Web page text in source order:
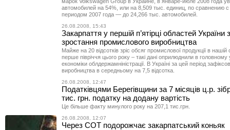
автомобилей на 54%, или на 8,509 тыс. единиц, по сравнению
периодом 2007 года — до 24,266 тыс. автомобилей.
26.08.2008, 15:43
Закарпаття у першій п’ятірці областей
зростання промислового виробництва
Майже на 20 відсотків зріс обсяг промислової продукції в нашій
перше півріччя цього року – такі дані оприлюднили в головному
економіки облдержамніністрації. В Україні за цей період
виробництва в середньому на 7,5 відсотка.
26.08.2008, 12:47
Податківцями Берегівщини за 7 місяців ц.р.
тис. грн. податку на додану вартість
Це більше факту минулого року на 207,1 тис.грн.
26.08.2008, 12:07
Через СОТ подорожчає закарпатський коньяк